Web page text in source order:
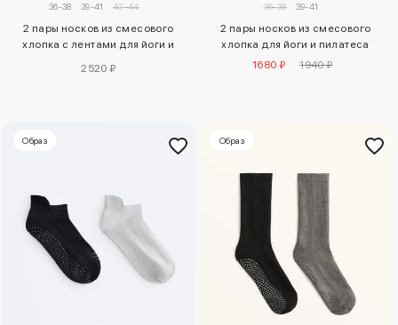
36-38 39-41 42-44
2 пары носков из смесового
хлопка с лентами для йоги и
2520 ₽
36-38 39-41
2 пары носков из смесового
хлопка для йоги и пилатеса
1680 ₽
1940 ₽
Образ Образ